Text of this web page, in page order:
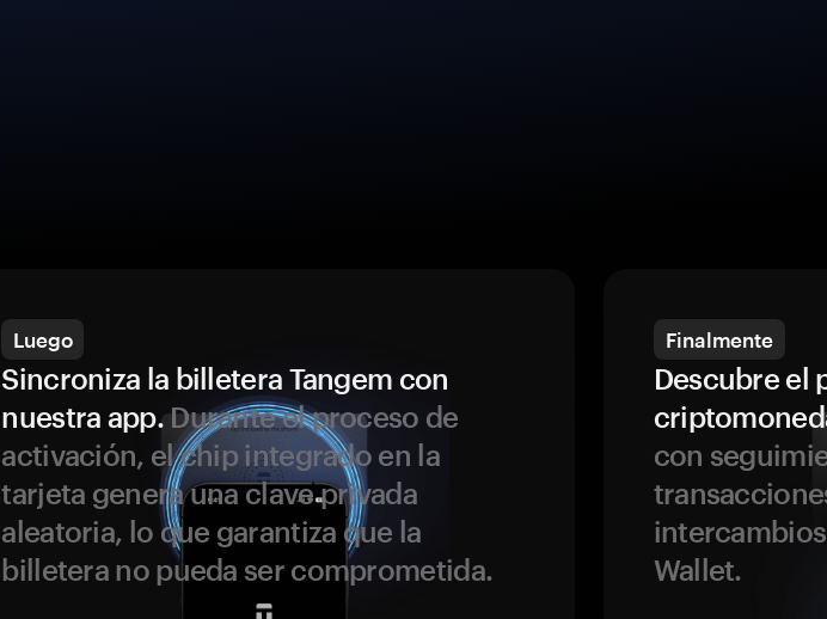
Luego
Sincroniza la billetera Tangem con
nuestra app.Durante el proceso de
activación, el chip integrado en la
tarjeta genera una clave privada
aleatoria, lo que garantiza que la
billetera no pueda ser comprometida.
Finalmente
Descubre el
con
Wallet.